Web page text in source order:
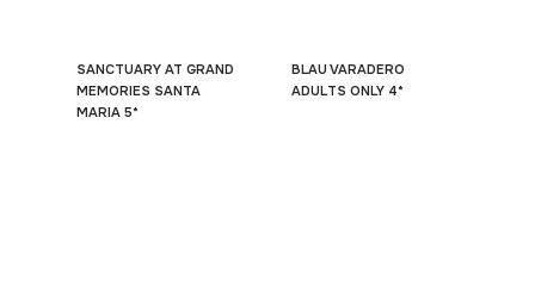
SANCTUARY AT GRAND
MEMORIES SANTA
MARIA 5*
BLAU VARADERO
ADULTS ONLY 4*